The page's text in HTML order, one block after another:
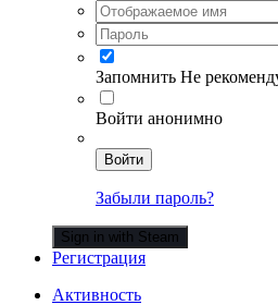
Запомнить Не
Войти анонимно
Войти
Забыли пароль?
Sign in with Steam
Регистрация
Активность